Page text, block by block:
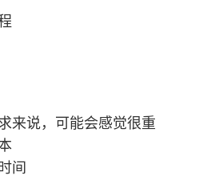
来说，可能会感觉很重
间